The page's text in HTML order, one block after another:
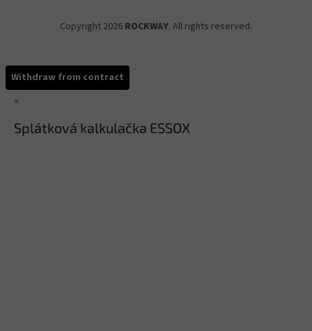
Copyright 2026 ROCKWAY. All rights reserved.
Withdraw from contract
×
Splátková kalkulačka ESSOX